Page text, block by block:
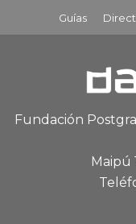
Guías
Fundación
Maipú